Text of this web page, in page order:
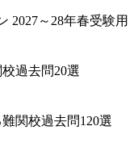
2027～28年春受験用
過去問20選
関校過去問120選